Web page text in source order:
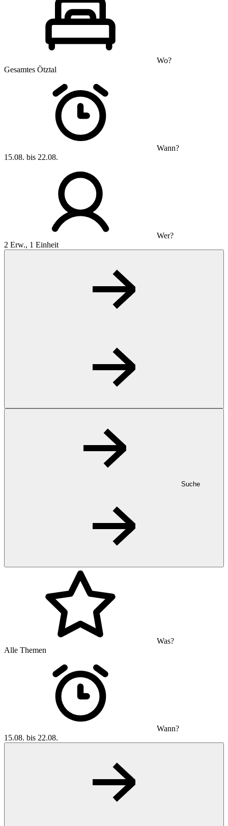
Wo?
Gesamtes Ötztal
Wann?
15.08. bis 22.08.
Wer?
2 Erw., 1 Einheit
Suche
Was?
Alle Themen
Wann?
15.08. bis 22.08.